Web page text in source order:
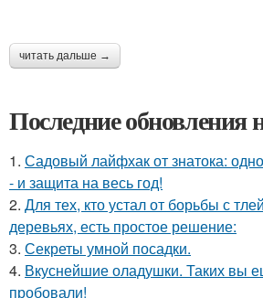
читать дальше →
Последние обновления
1. Садовый лайфхак от знатока:
- и защита на весь год!
2. Для тех, кто устал от борьбы с
деревьях, есть простое решение:
3. Секреты умной посадки.
4. Вкуснейшие оладушки. Таких вы
пробовали!